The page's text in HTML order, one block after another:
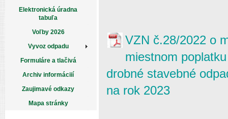
Elektronická úradna
tabuľa
Voľby 2026
Vyvoz odpadu
Formuláre a tlačivá
Archiv informáciií
Zaujimavé odkazy
Mapa stránky
VZN č.28/2022 o
miestnom
drobné stavebné
na rok 2023